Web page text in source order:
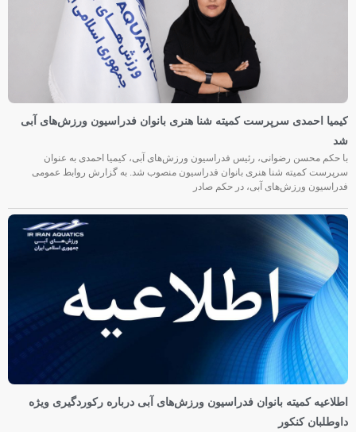
کیمیا احمدی سرپرست کمیته شنا هنری بانوان فدراسیون ورزش‌های آبی
شد
با حکم محسن رضوانی، رئیس فدراسیون ورزش‌های آبی، کیمیا احمدی به عنوان
سرپرست کمیته شنا هنری بانوان فدراسیون منصوب شد. به گزارش روابط عمومی
فدراسیون ورزش‌های آبی، در حکم صادر
اطلاعیه کمیته بانوان فدراسیون ورزش‌های آبی درباره رکوردگیری ویژه
داوطلبان کنکور